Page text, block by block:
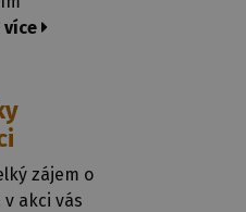
více
zájem o
akci vás